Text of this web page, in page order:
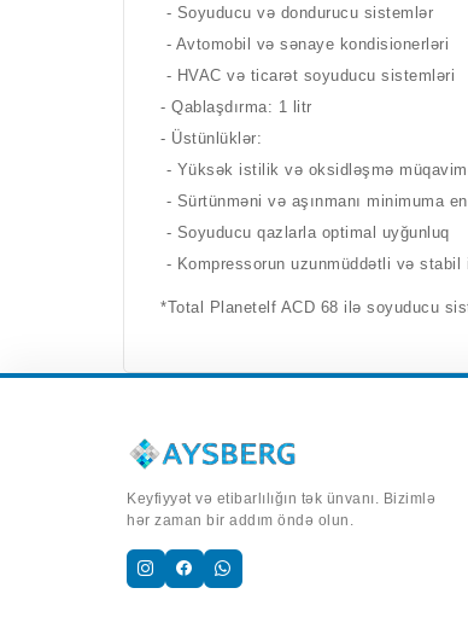
- Soyuducu və dondurucu sistemlər
- Avtomobil və sənaye kondisionerləri
- HVAC və ticarət soyuducu sistemləri
- Qablaşdırma: 1 litr
- Üstünlüklər:
- Yüksək istilik və oksidləşmə
- Sürtünməni və aşınmanı minimuma
- Soyuducu qazlarla optimal uyğunluq
- Kompressorun uzunmüddətli və
*Total Planetelf ACD 68 ilə soyuducu
Keyfiyyət və etibarlılığın tək ünvanı. Bizimlə
hər zaman bir addım öndə olun.